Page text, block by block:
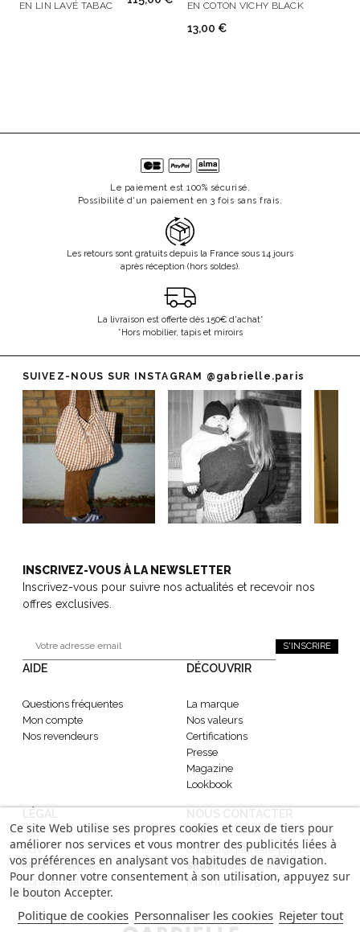
EN LIN LAVÉ TABAC
EN COTON VICHY BLACK
13,00 €
Le paiement est 100% sécurisé.
Possibilité d'un paiement en 3 fois sans frais.
Les retours sont gratuits depuis la France sous 14 jours
après réception (hors soldes).
La livraison est offerte dès 150€ d'achat*
*Hors mobilier, tapis et miroirs
SUIVEZ-NOUS SUR INSTAGRAM @gabrielle.paris
INSCRIVEZ-VOUS À LA NEWSLETTER
Inscrivez-vous pour suivre nos actualités et recevoir nos
offres exclusives.
S'INSCRIRE
AIDE
Questions fréquentes
Mon compte
Nos revendeurs
DÉCOUVRIR
La marque
Nos valeurs
Certifications
Presse
Magazine
Lookbook
CGV
Mentions légales
Confidentialité
contact@gabrielle-paris.com
Showroom: 52 Rue
Montmartre, 75002 Paris
Ce site Web utilise ses propres cookies et ceux de tiers pour
améliorer nos services et vous montrer des publicités liées à
vos préférences en analysant vos habitudes de navigation.
Pour donner votre consentement à son utilisation, appuyez sur
le bouton Accepter.
Politique de cookies Personnaliser les cookies Rejeter tout